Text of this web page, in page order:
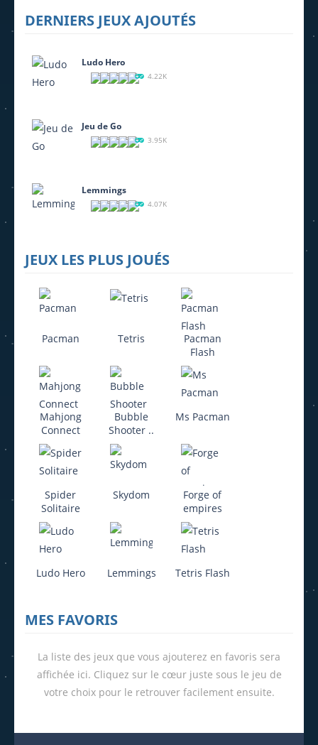
MahJong Daily Takuzu
DERNIERS JEUX AJOUTÉS
Ludo Hero
4.22K
Jeu de Go
3.95K
Lemmings
4.07K
JEUX LES PLUS JOUÉS
Pacman Tetris
Pacman
Flash
Mahjong
Connect
Bubble
Shooter ..
Ms Pacman
Spider
Solitaire
Skydom
Forge of
empires
Ludo Hero Lemmings Tetris Flash
MES FAVORIS
La liste des jeux que vous ajouterez en favoris sera
affichée ici. Cliquez sur le cœur juste sous le jeu de
votre choix pour le retrouver facilement ensuite.